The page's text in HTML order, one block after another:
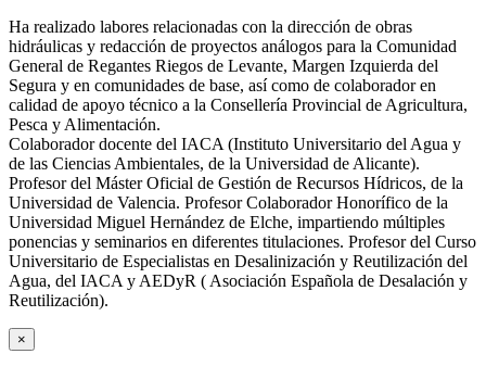
Ha realizado labores relacionadas con la dirección de obras
hidráulicas y redacción de proyectos análogos para la Comunidad
General de Regantes Riegos de Levante, Margen Izquierda del
Segura y en comunidades de base, así como de colaborador en
calidad de apoyo técnico a la Consellería Provincial de Agricultura,
Pesca y Alimentación.
Colaborador docente del IACA (Instituto Universitario del Agua y
de las Ciencias Ambientales, de la Universidad de Alicante).
Profesor del Máster Oficial de Gestión de Recursos Hídricos, de la
Universidad de Valencia. Profesor Colaborador Honorífico de la
Universidad Miguel Hernández de Elche, impartiendo múltiples
ponencias y seminarios en diferentes titulaciones. Profesor del Curso
Universitario de Especialistas en Desalinización y Reutilización del
Agua, del IACA y AEDyR ( Asociación Española de Desalación y
Reutilización).
×